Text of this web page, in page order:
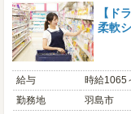
【ド
柔軟
給与
時給1065
勤務地
羽島市